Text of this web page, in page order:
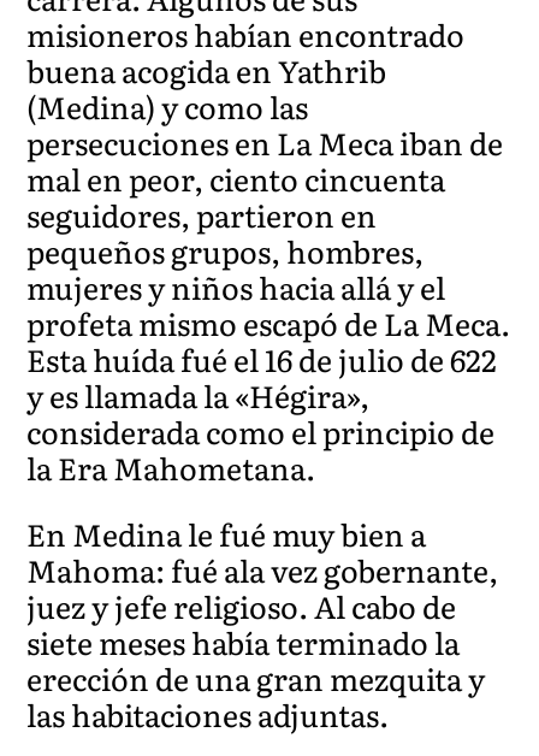
misioneros habían encontrado
buena acogida en Yathrib
(Medina) y como las
persecuciones en La Meca iban de
mal en peor, ciento cincuenta
seguidores, partieron en
pequeños grupos, hombres,
mujeres y niños hacia allá y el
profeta mismo escapó de La Meca.
Esta huída fué el 16 de julio de 622
y es llamada la «Hégira»,
considerada como el principio de
la Era Mahometana.
En Medina le fué muy bien a
Mahoma: fué ala vez gobernante,
juez y jefe religioso. Al cabo de
siete meses había terminado la
erección de una gran mezquita y
las habitaciones adjuntas.